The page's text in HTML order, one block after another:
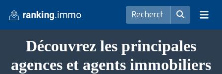
Découvrez les principales
agences et agents immobiliers